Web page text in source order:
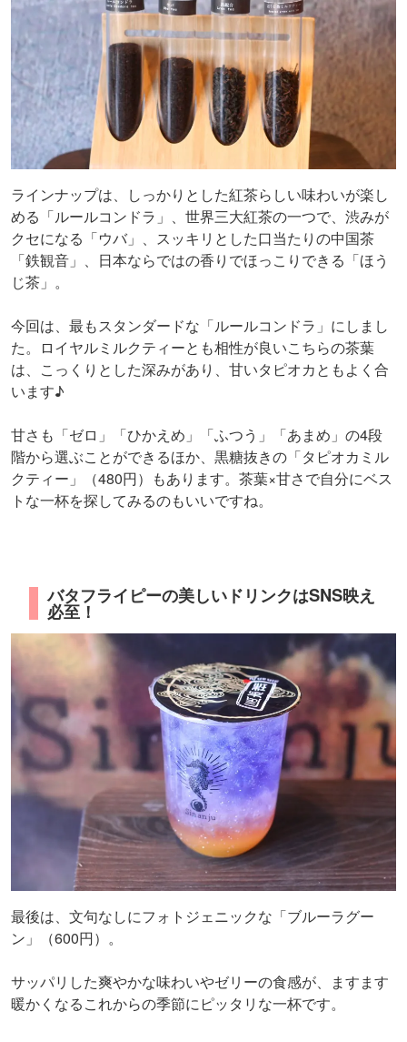
ラインナップは、しっかりとした紅茶らしい味わいが楽し
める「ルールコンドラ」、世界三大紅茶の一つで、渋みが
クセになる「ウバ」、スッキリとした口当たりの中国茶
「鉄観音」、日本ならではの香りでほっこりできる「ほう
じ茶」。
今回は、最もスタンダードな「ルールコンドラ」にしまし
た。ロイヤルミルクティーとも相性が良いこちらの茶葉
は、こっくりとした深みがあり、甘いタピオカともよく合
います♪
甘さも「ゼロ」「ひかえめ」「ふつう」「あまめ」の4段
階から選ぶことができるほか、黒糖抜きの「タピオカミル
クティー」（480円）もあります。茶葉×甘さで自分にベス
トな一杯を探してみるのもいいですね。
バタフライピーの美しいドリンクはSNS映え
必至！
最後は、文句なしにフォトジェニックな「ブルーラグー
ン」（600円）。
サッパリした爽やかな味わいやゼリーの食感が、ますます
暖かくなるこれからの季節にピッタリな一杯です。